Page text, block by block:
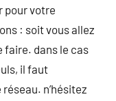
pour votre
: soit vous allez
faire. dans le cas
il faut
n’hésitez